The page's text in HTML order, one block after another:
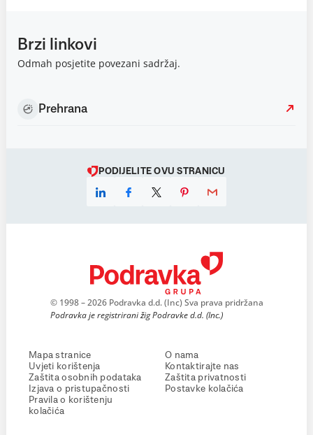
Brzi linkovi
Odmah posjetite povezani sadržaj.
Prehrana
PODIJELITE OVU STRANICU
© 1998 – 2026 Podravka d.d. (Inc) Sva prava pridržana
Podravka je registrirani žig Podravke d.d. (Inc.)
Mapa stranice
Uvjeti korištenja
Zaštita osobnih podataka
Izjava o pristupačnosti
Pravila o korištenju
kolačića
O nama
Kontaktirajte nas
Zaštita privatnosti
Postavke kolačića